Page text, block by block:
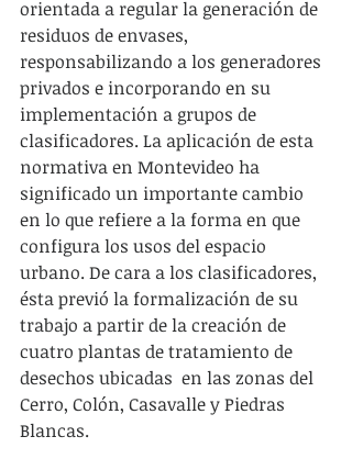
orientada a regular la generación de
residuos de envases,
responsabilizando a los generadores
privados e incorporando en su
implementación a grupos de
clasificadores. La aplicación de esta
normativa en Montevideo ha
significado un importante cambio
en lo que refiere a la forma en que
configura los usos del espacio
urbano. De cara a los clasificadores,
ésta previó la formalización de su
trabajo a partir de la creación de
cuatro plantas de tratamiento de
desechos ubicadas  en las zonas del
Cerro, Colón, Casavalle y Piedras
Blancas.